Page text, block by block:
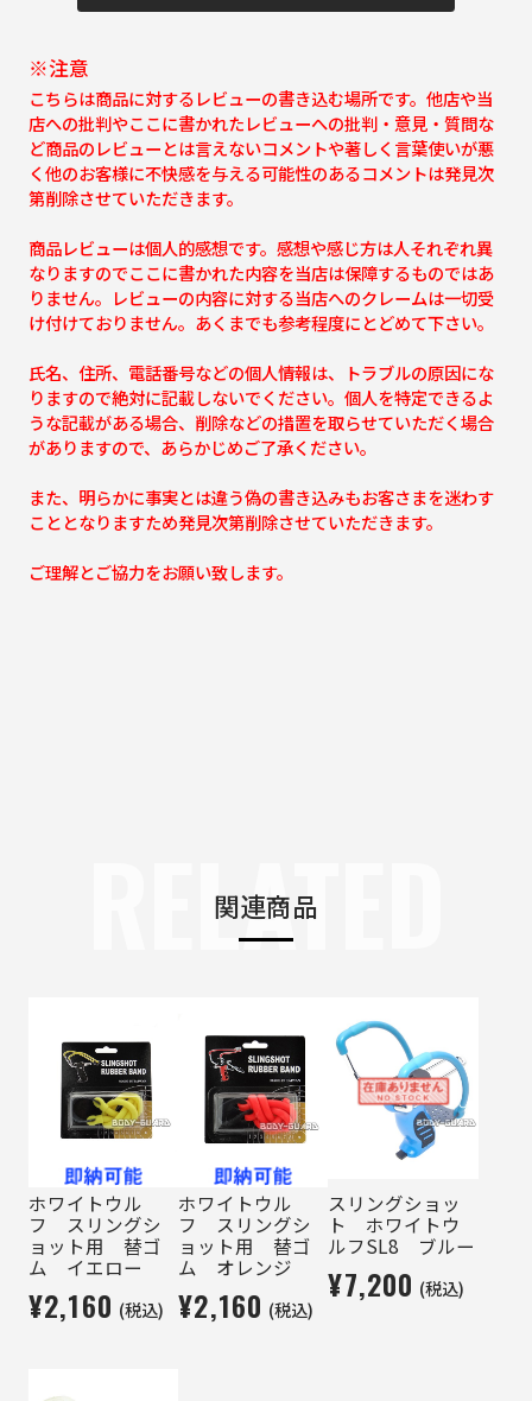
※注意
こちらは商品に対するレビューの書き込む場所です。他店や当
店への批判やここに書かれたレビューへの批判・意見・質問な
ど商品のレビューとは言えないコメントや著しく言葉使いが悪
く他のお客様に不快感を与える可能性のあるコメントは発見次
第削除させていただきます。
商品レビューは個人的感想です。感想や感じ方は人それぞれ異
なりますのでここに書かれた内容を当店は保障するものではあ
りません。レビューの内容に対する当店へのクレームは一切受
け付けておりません。あくまでも参考程度にとどめて下さい。
氏名、住所、電話番号などの個人情報は、トラブルの原因にな
りますので絶対に記載しないでください。個人を特定できるよ
うな記載がある場合、削除などの措置を取らせていただく場合
がありますので、あらかじめご了承ください。
また、明らかに事実とは違う偽の書き込みもお客さまを迷わす
こととなりますため発見次第削除させていただきます。
ご理解とご協力をお願い致します。
関連商品
RELATED
ホワイトウル
フ スリングシ
ョット用 替ゴ
ム イエロー
¥2,160 (税込)
ホワイトウル
フ スリングシ
ョット用 替ゴ
ム オレンジ
¥2,160 (税込)
スリングショッ
ト ホワイトウ
ルフSL8 ブルー
¥7,200 (税込)